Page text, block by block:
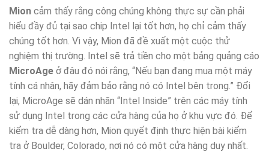
Mion cảm thấy rằng công chúng không thực sự cần phải
hiểu đầy đủ tại sao chip Intel lại tốt hơn, họ chỉ cảm thấy
chúng tốt hơn. Vì vậy, Mion đã đề xuất một cuộc thử
nghiệm thị trường. Intel sẽ trả tiền cho một bảng quảng cáo
MicroAge ở đâu đó nói rằng, “Nếu bạn đang mua một máy
tính cá nhân, hãy đảm bảo rằng nó có Intel bên trong.” Đổi
lại, MicroAge sẽ dán nhãn “Intel Inside” trên các máy tính
sử dụng Intel trong các cửa hàng của họ ở khu vực đó. Để
kiểm tra dễ dàng hơn, Mion quyết định thực hiện bài kiểm
tra ở Boulder, Colorado, nơi nó có một cửa hàng duy nhất.